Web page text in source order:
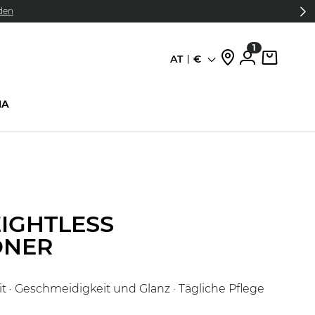
Sprache
AT €
1
· Geschmeidigkeit und Glanz · Tägliche Pflege